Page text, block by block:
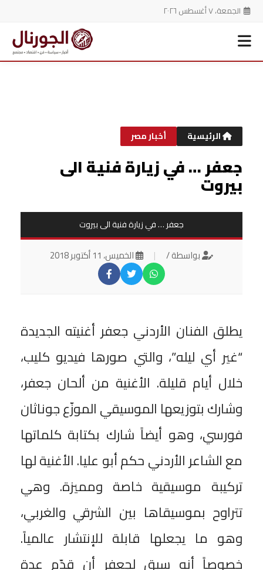
الجمعة، ٧ أغسطس ٢٠٢٦
الرئيسية أخبار مصر
جعفر … في زيارة فنية الى
بيروت
جعفر … في زيارة فنية الى بيروت
بواسطة / | الخميس، 11 أكتوبر 2018
يطلق الفنان الأردني جعفر أغنيته الجديدة
“غير أي ليله”، والتي صورها فيديو كليب،
خلال أيام قليلة. الأغنية من ألحان جعفر،
وشارك بتوزيعها الموسيقي الموزّع جوناثان
فورسي، وهو أيضاً شارك بكتابة كلماتها
مع الشاعر الأردني حكم أبو عليا. الأغنية لها
تركيبة موسيقية خاصة ومميزة. وهي
تتراوح بموسيقاها بين الشرقي والغربي،
وهو ما يجعلها قابلة للإنتشار عالمياً.
خصوصاً أنه سبق لجعفر أن قدّم عدة